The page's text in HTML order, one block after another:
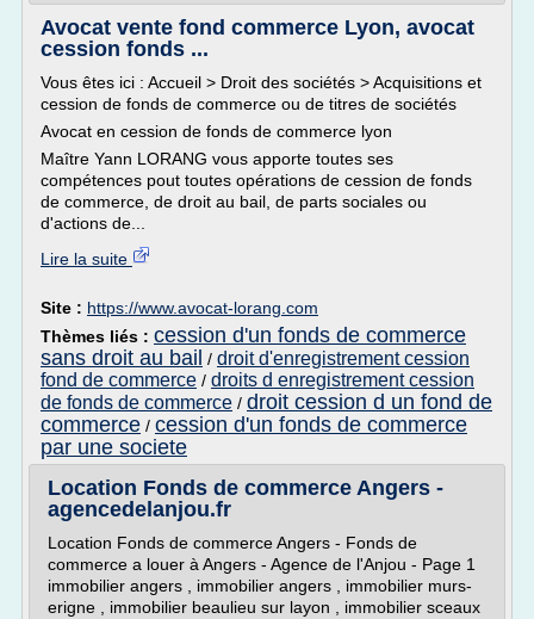
Avocat vente fond commerce Lyon, avocat
cession fonds ...
Vous êtes ici : Accueil > Droit des sociétés > Acquisitions et
cession de fonds de commerce ou de titres de sociétés
Avocat en cession de fonds de commerce lyon
Maître Yann LORANG vous apporte toutes ses
compétences pout toutes opérations de cession de fonds
de commerce, de droit au bail, de parts sociales ou
d'actions de...
Lire la suite
Site : https://www.avocat-lorang.com
Thèmes liés : cession d'un fonds de commerce
sans droit au bail / droit d'enregistrement cession
fond de commerce / droits d enregistrement cession
de fonds de commerce / droit cession d un fond de
commerce / cession d'un fonds de commerce
par une societe
Location Fonds de commerce Angers -
agencedelanjou.fr
Location Fonds de commerce Angers - Fonds de
commerce a louer à Angers - Agence de l'Anjou - Page 1
immobilier angers , immobilier angers , immobilier murs-
erigne , immobilier beaulieu sur layon , immobilier sceaux